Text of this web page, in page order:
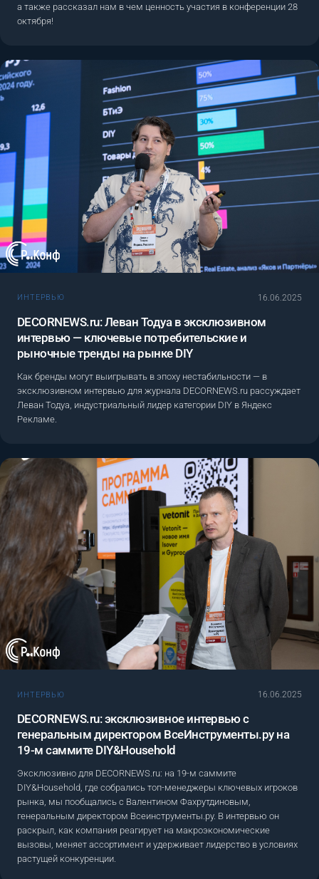
а также рассказал нам в чем ценность участия в конференции 28
октября!
ИНТЕРВЬЮ 16.06.2025
DECORNEWS.ru: Леван Тодуа в эксклюзивном
интервью — ключевые потребительские и
рыночные тренды на рынке DIY
Как бренды могут выигрывать в эпоху нестабильности — в
эксклюзивном интервью для журнала DECORNEWS.ru рассуждает
Леван Тодуа, индустриальный лидер категории DIY в Яндекс
Рекламе.
ИНТЕРВЬЮ 16.06.2025
DECORNEWS.ru: эксклюзивное интервью с
генеральным директором ВсеИнструменты.ру на
19-м саммите DIY&Household
Эксклюзивно для DECORNEWS.ru: на 19-м саммите
DIY&Household, где собрались топ-менеджеры ключевых игроков
рынка, мы пообщались с Валентином Фахрутдиновым,
генеральным директором Всеинструменты.ру. В интервью он
раскрыл, как компания реагирует на макроэкономические
вызовы, меняет ассортимент и удерживает лидерство в условиях
растущей конкуренции.